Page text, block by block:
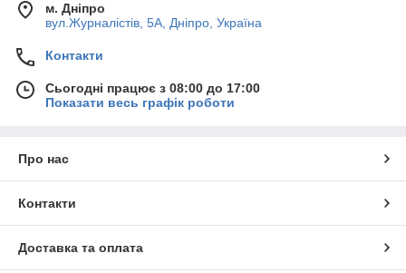
м. Дніпро
вул.Журналістів, 5А, Дніпро, Україна
Контакти
Сьогодні працює з 08:00 до 17:00
Показати весь графік роботи
Про нас
Контакти
Доставка та оплата